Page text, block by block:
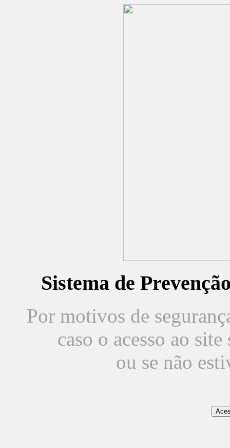
Sistema de
Por motivos de
caso o acesso ao
ou se não